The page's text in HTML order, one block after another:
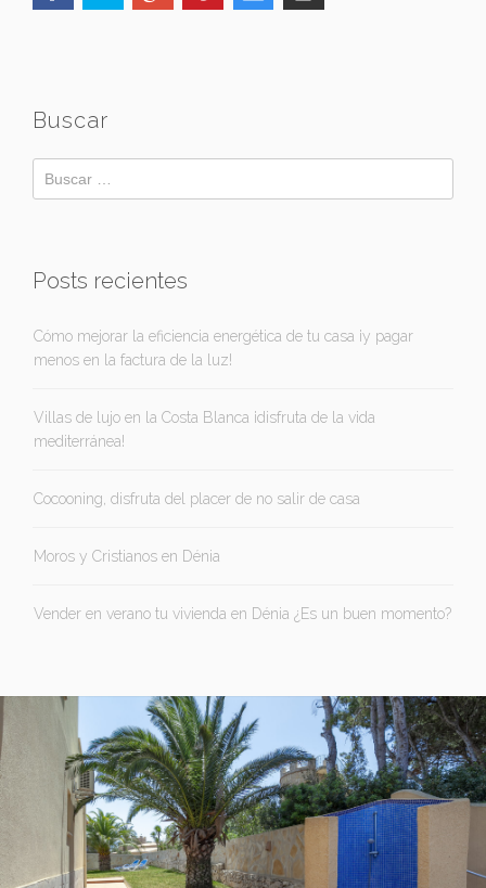
Buscar
Posts recientes
Cómo mejorar la eficiencia energética de tu casa ¡y pagar
menos en la factura de la luz!
Villas de lujo en la Costa Blanca ¡disfruta de la vida
mediterránea!
Cocooning, disfruta del placer de no salir de casa
Moros y Cristianos en Dénia
Vender en verano tu vivienda en Dénia ¿Es un buen momento?